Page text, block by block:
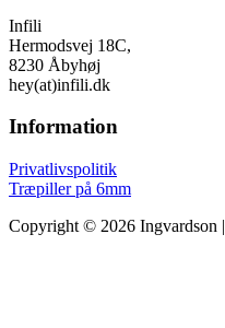
Infili
Hermodsvej 18C,
8230 Åbyhøj
hey(at)infili.dk
Information
Privatlivspolitik
Træpiller på 6mm
Copyright © 2026 Ingvardson |